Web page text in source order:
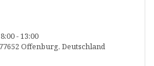
8:00-13:00
Offenburg, Deutschland